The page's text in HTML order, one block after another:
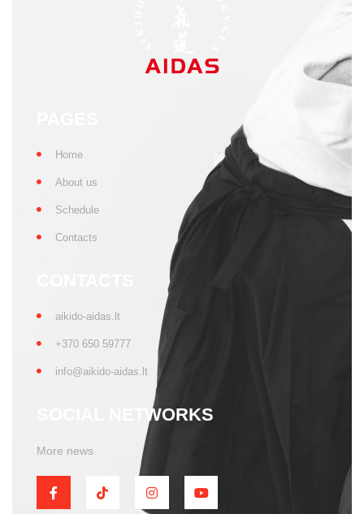
Home
About us
Schedule
Contacts
aikido-aidas.lt
+370 650 59777
info@aikido-aidas.lt
SOCIAL NETWORKS
More news